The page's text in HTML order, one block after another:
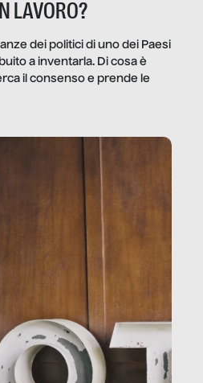
LAVORO?
dei politici di uno dei Paesi
a inventarla. Di cosa è
il consenso e prende le